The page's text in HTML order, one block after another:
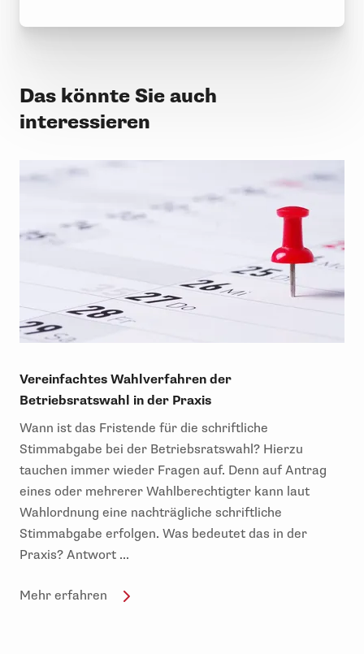
Das könnte Sie auch
interessieren
Vereinfachtes Wahlverfahren der
Betriebsratswahl in der Praxis
Wann ist das Fristende für die schriftliche
Stimmabgabe bei der Betriebsratswahl? Hierzu
tauchen immer wieder Fragen auf. Denn auf Antrag
eines oder mehrerer Wahlberechtigter kann laut
Wahlordnung eine nachträgliche schriftliche
Stimmabgabe erfolgen. Was bedeutet das in der
Praxis? Antwort ...
Mehr erfahren